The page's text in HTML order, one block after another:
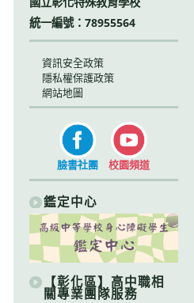
統一編號：78955564
資訊安全政策
隱私權保護政策
網站地圖
臉書社團 校園頻道
鑑定中心
【彰化區】高中職相
關專業團隊服務